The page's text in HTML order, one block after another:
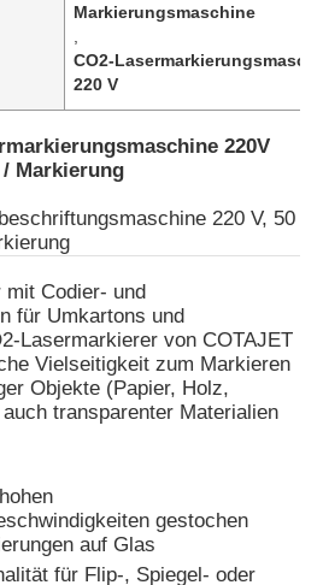
Markierungsmaschine
CO2-
220 V
220V
Markierung
220 V, 50
mit Codier- und
für Umkartons und
Lasermarkierer von COTAJET
Vielseitigkeit zum Markieren
Objekte (Papier, Holz,
transparenter Materialien
gestochen
auf Glas
für Flip-, Spiegel- oder